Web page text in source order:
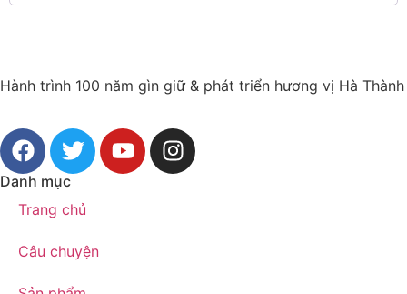
Hành trình 100 năm gìn giữ & phát triển hương vị Hà Thành
Danh mục
Trang chủ
Câu chuyện